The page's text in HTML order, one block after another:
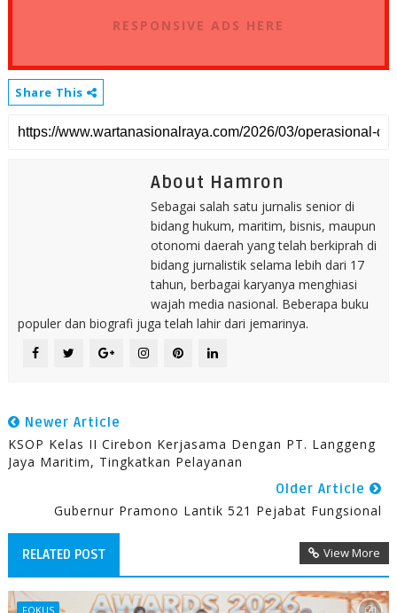
RESPONSIVE ADS HERE
Share This
About Hamron
Sebagai salah satu jurnalis senior di
bidang hukum, maritim, bisnis, maupun
otonomi daerah yang telah berkiprah di
bidang jurnalistik selama lebih dari 17
tahun, berbagai karyanya menghiasi
wajah media nasional. Beberapa buku
populer dan biografi juga telah lahir dari jemarinya.
Newer Article
KSOP Kelas II Cirebon Kerjasama Dengan PT. Langgeng
Jaya Maritim, Tingkatkan Pelayanan
Older Article
Gubernur Pramono Lantik 521 Pejabat Fungsional
RELATED POST View More
FOKUS